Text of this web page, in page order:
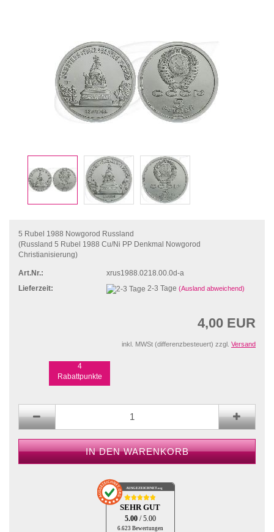
5 Rubel 1988 Nowgorod Russland
(Russland 5 Rubel 1988 Cu/Ni PP Denkmal Nowgorod
Christianisierung)
Art.Nr.:
xrus1988.0218.00.0d-a
Lieferzeit:
2-3 Tage(Ausland abweichend)
4,00 EUR
inkl. MWSt (differenzbesteuert) zzgl. Versand
4
Rabattpunkte
AUSGEZEICHNET.org
SEHR GUT
5.00 / 5.00
6.623 Bewertungen